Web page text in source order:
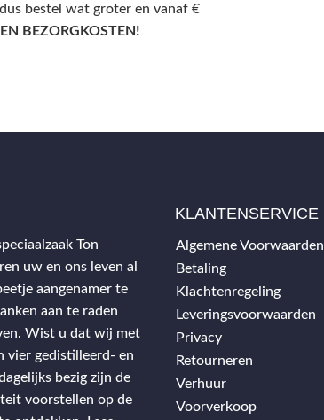
bestel wat groter en vanaf €
BEZORGKOSTEN!
Ton
uw en ons leven al
aangenamer te
aan te raden
Wist u dat wij met
vier gedistilleerd- en
bezig zijn de
voorstellen op de
KLANTENSERVICE
Algemene Voorwaarden
Betaling
Klachtenregeling
Leveringsvoorwaarden
Privacy
Retourneren
Verhuur
Voorverkoop